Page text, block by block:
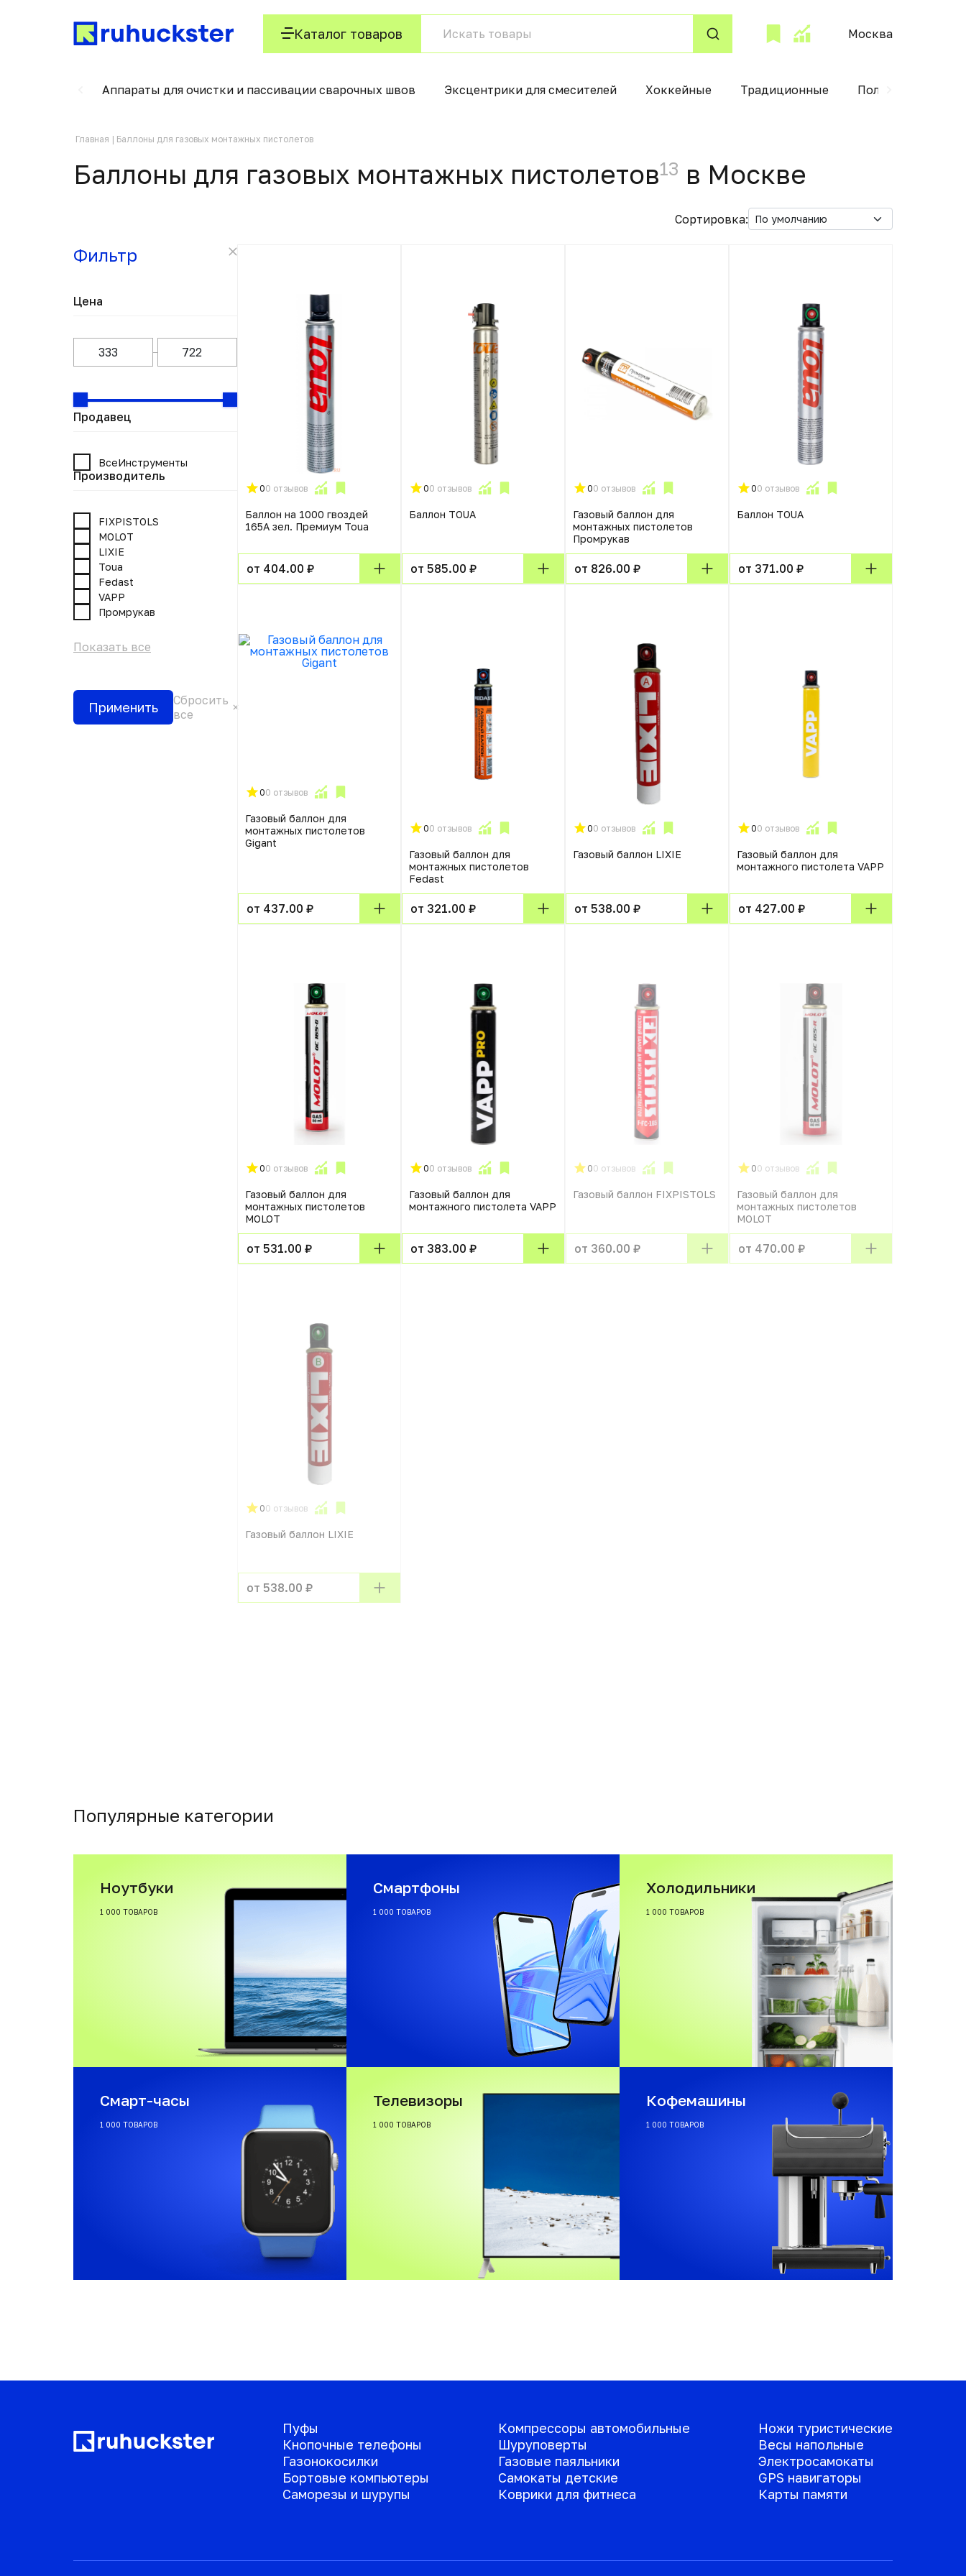
Каталог товаров Москва
Аппараты для очистки и пассивации сварочных швов Эксцентрики для смесителей Хоккейные Традиционные Полупродукты
Главная Баллоны для газовых монтажных пистолетов
Баллоны для газовых монтажных пистолетов13 в Москвe
Сортировка:
Фильтр
Цена
Продавец
ВсеИнструменты
Производитель
FIXPISTOLS
MOLOT
LIXIE
Toua
Fedast
VAPP
Промрукав
Показать все
Применить
Сбросить
все
00 отзывов
Баллон на 1000 гвоздей
165A зел. Премиум Toua
от 404.00 ₽
00 отзывов
Баллон TOUA
от 585.00 ₽
00 отзывов
Газовый баллон для
монтажных пистолетов
Промрукав
от 826.00 ₽
00 отзывов
Баллон TOUA
от 371.00 ₽
00 отзывов
Газовый баллон для
монтажных пистолетов
Gigant
от 437.00 ₽
00 отзывов
Газовый баллон для
монтажных пистолетов
Fedast
от 321.00 ₽
00 отзывов
Газовый баллон LIXIE
от 538.00 ₽
00 отзывов
Газовый баллон для
монтажного пистолета VAPP
от 427.00 ₽
00 отзывов
Газовый баллон для
монтажных пистолетов
MOLOT
от 531.00 ₽
00 отзывов
Газовый баллон для
монтажного пистолета VAPP
от 383.00 ₽
00 отзывов
Газовый баллон FIXPISTOLS
от 360.00 ₽
00 отзывов
Газовый баллон для
монтажных пистолетов
MOLOT
от 470.00 ₽
00 отзывов
Газовый баллон LIXIE
от 538.00 ₽
Популярные категории
Ноутбуки
1 000 ТОВАРОВ
Смартфоны
1 000 ТОВАРОВ
Холодильники
1 000 ТОВАРОВ
Смарт-часы
1 000 ТОВАРОВ
Телевизоры
1 000 ТОВАРОВ
Кофемашины
1 000 ТОВАРОВ
Пуфы
Кнопочные телефоны
Газонокосилки
Бортовые компьютеры
Саморезы и шурупы
Компрессоры автомобильные
Шуруповерты
Газовые паяльники
Самокаты детские
Коврики для фитнеса
Ножи туристические
Весы напольные
Электросамокаты
GPS навигаторы
Карты памяти